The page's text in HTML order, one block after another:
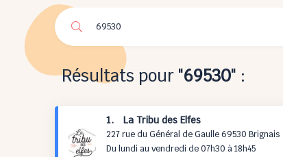
Résultats pour "69530" :
1. La Tribu des Elfes
227 rue du Général de Gaulle 69530 Brignais
Du lundi au vendredi de 07h30 à 18h45